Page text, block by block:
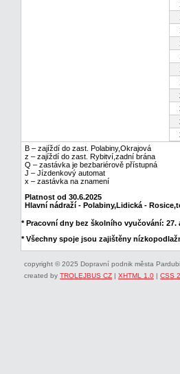
B – zajíždí do zast. Polabiny,Okrajová
z – zajíždí do zast. Rybitví,zadní brána
Q – zastávka je bezbariérově přístupná
J – Jízdenkový automat
x – zastávka na znamení
Platnost od 30.6.2025
Hlavní nádraží - Polabiny,Lidická -
* Pracovní dny bez školního vyučování: 27. a
* Všechny spoje jsou zajištěny
copyright © 2025 Dopravní podnik města
created by TROLEJBUS CZ | XHTML 1.0 | CSS 2